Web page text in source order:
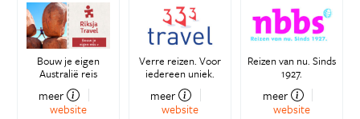
Bouw je eigen
Australië reis
meer
website
Verre reizen. Voor
iedereen uniek.
meer
website
Reizen van nu. Sinds
1927.
meer
website